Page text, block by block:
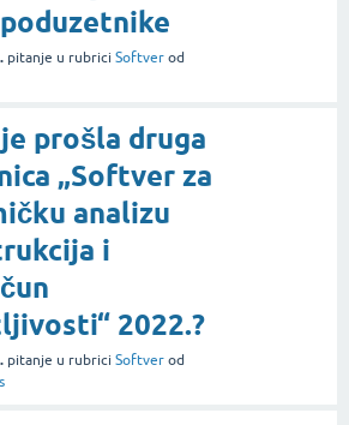
pitanje u rubrici Softver od
prošla druga
„Softver za
analizu
i
2022.?
pitanje u rubrici Softver od